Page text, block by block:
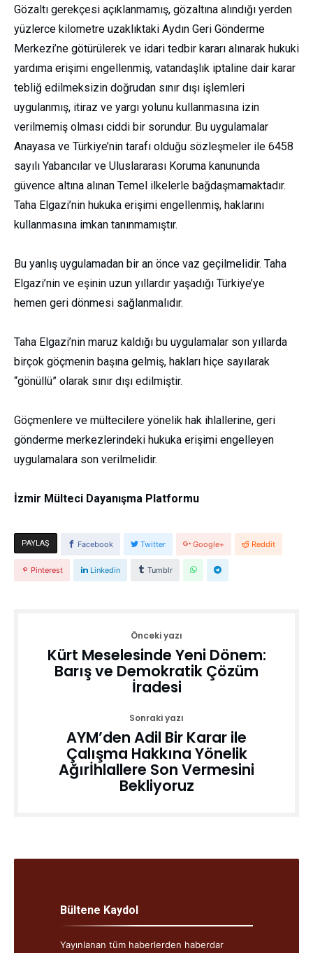
Gözaltı gerekçesi açıklanmamış, gözaltına alındığı yerden
yüzlerce kilometre uzaklıktaki Aydın Geri Gönderme
Merkezi’ne götürülerek ve idari tedbir kararı alınarak hukuki
yardıma erişimi engellenmiş, vatandaşlık iptaline dair karar
tebliğ edilmeksizin doğrudan sınır dışı işlemleri
uygulanmış, itiraz ve yargı yolunu kullanmasına izin
verilmemiş olması ciddi bir sorundur. Bu uygulamalar
Anayasa ve Türkiye’nin tarafı olduğu sözleşmeler ile 6458
sayılı Yabancılar ve Uluslararası Koruma kanununda
güvence altına alınan Temel ilkelerle bağdaşmamaktadır.
Taha Elgazi’nin hukuka erişimi engellenmiş, haklarını
kullanmasına imkan tanınmamıştır.
Bu yanlış uygulamadan bir an önce vaz geçilmelidir. Taha
Elgazi’nin ve eşinin uzun yıllardır yaşadığı Türkiye’ye
hemen geri dönmesi sağlanmalıdır.
Taha Elgazi’nin maruz kaldığı bu uygulamalar son yıllarda
birçok göçmenin başına gelmiş, hakları hiçe sayılarak
“gönüllü” olarak sınır dışı edilmiştir.
Göçmenlere ve mültecilere yönelik hak ihlallerine, geri
gönderme merkezlerindeki hukuka erişimi engelleyen
uygulamalara son verilmelidir.
İzmir Mülteci Dayanışma Platformu
PAYLAŞ Facebook Twitter Google+ Reddit
Pinterest Linkedin Tumblr
Önceki yazı
Kürt Meselesinde Yeni Dönem:
Barış ve Demokratik Çözüm
İradesi
Sonraki yazı
AYM’den Adil Bir Karar ile
Çalışma Hakkına Yönelik
Ağırİhlallere Son Vermesini
Bekliyoruz
Bültene Kaydol
Yayınlanan tüm haberlerden haberdar